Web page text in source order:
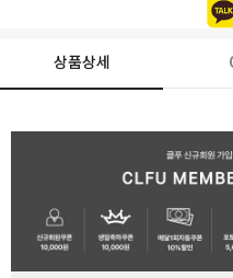
상품상세